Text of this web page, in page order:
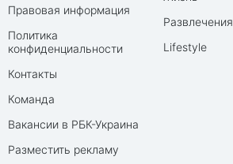
Правовая информация
Политика
конфиденциальности
Контакты
Команда
Вакансии в РБК-Украина
Разместить рекламу
Развлечения
Lifestyle